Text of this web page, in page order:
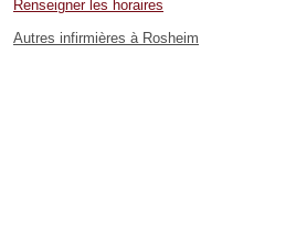
Renseigner les horaires
Autres infirmières à Rosheim